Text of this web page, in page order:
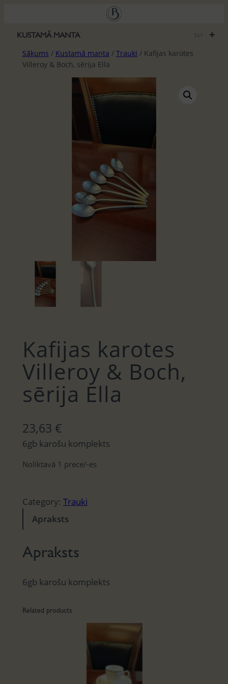
saturu
+
KUSTAMĀ MANTA
Sākums / Kustamā manta / Trauki / Kafijas karotes
Villeroy & Boch, sērija Ella
Kafijas karotes
Villeroy & Boch,
sērija Ella
23,63 €
6gb karošu komplekts
Noliktavā 1 prece/-es
Category: Trauki
Apraksts
Apraksts
6gb karošu komplekts
Related products